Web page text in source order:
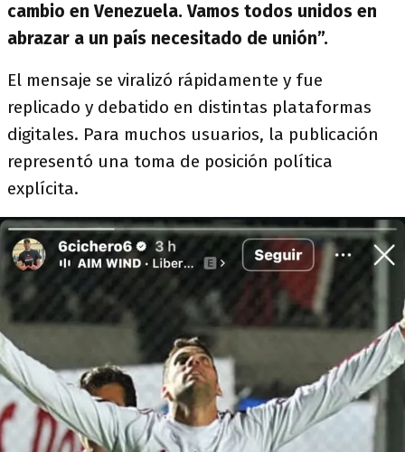
cambio en Venezuela. Vamos todos unidos en
abrazar a un país necesitado de unión”.
El mensaje se viralizó rápidamente y fue
replicado y debatido en distintas plataformas
digitales. Para muchos usuarios, la publicación
representó una toma de posición política
explícita.